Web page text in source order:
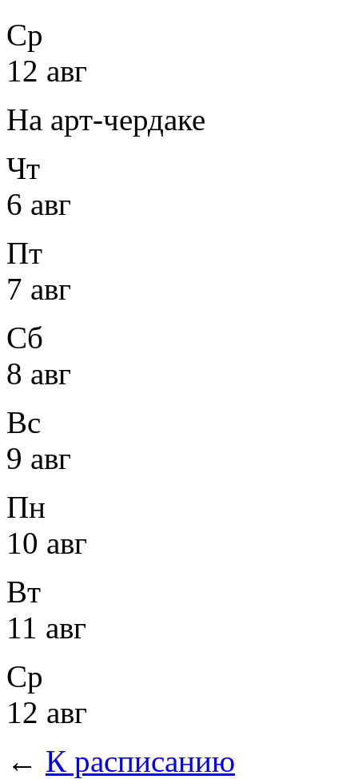
Ср
12 авг
На арт-чердаке
Чт
6 авг
Пт
7 авг
Сб
8 авг
Вс
9 авг
Пн
10 авг
Вт
11 авг
Ср
12 авг
← К расписанию